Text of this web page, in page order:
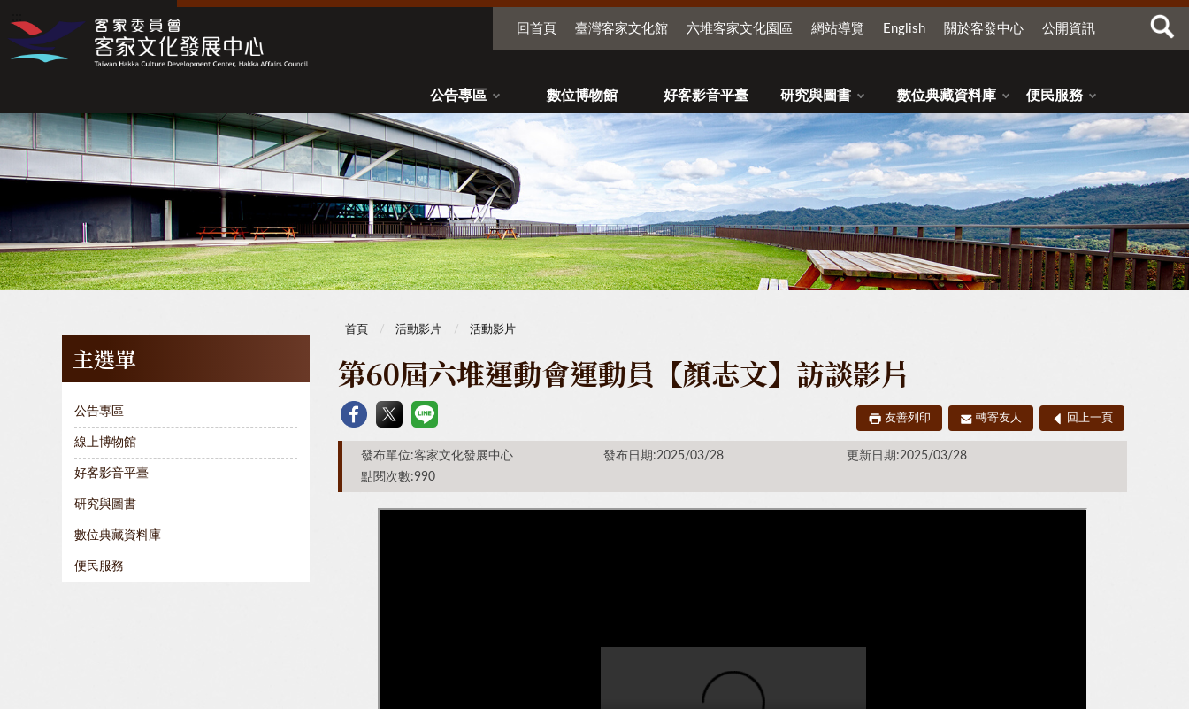
回首頁 臺灣客家文化館 六堆客家文化園區 網站導覽 English 關於客發中心 公開資訊
公告專區 數位博物館 好客影音平臺 研究與圖書 數位典藏資料庫 便民服務
主選單
公告專區
線上博物館
好客影音平臺
研究與圖書
數位典藏資料庫
便民服務
首頁 活動影片 活動影片
第60屆六堆運動會運動員【顏志文】訪談影片
友善列印 轉寄友人 回上一頁
發布單位:客家文化發展中心 發布日期:2025/03/28
更新日期:2025/03/28
點閱次數:990